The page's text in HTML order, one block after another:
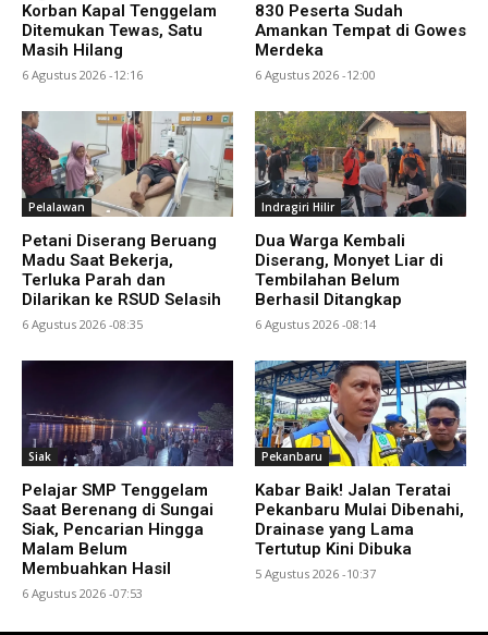
Korban Kapal Tenggelam
Ditemukan Tewas, Satu
Masih Hilang
6 Agustus 2026 -12:16
830 Peserta Sudah
Amankan Tempat di Gowes
Merdeka
6 Agustus 2026 -12:00
Pelalawan
Petani Diserang Beruang
Madu Saat Bekerja,
Terluka Parah dan
Dilarikan ke RSUD Selasih
6 Agustus 2026 -08:35
Indragiri Hilir
Dua Warga Kembali
Diserang, Monyet Liar di
Tembilahan Belum
Berhasil Ditangkap
6 Agustus 2026 -08:14
Siak
Pelajar SMP Tenggelam
Saat Berenang di Sungai
Siak, Pencarian Hingga
Malam Belum
Membuahkan Hasil
6 Agustus 2026 -07:53
Pekanbaru
Kabar Baik! Jalan Teratai
Pekanbaru Mulai Dibenahi,
Drainase yang Lama
Tertutup Kini Dibuka
5 Agustus 2026 -10:37